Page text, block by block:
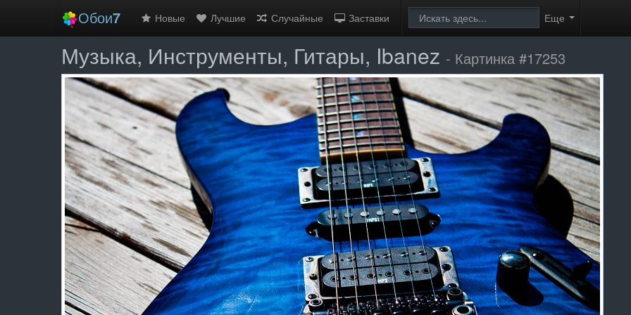
Обои7 Новые Лучшие Случайные Заставки Еще
Музыка, Инструменты, Гитары, Ibanez - Картинка #17253